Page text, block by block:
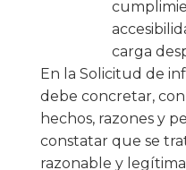
carga
En la Solicitud de
debe concretar,
hechos, razones y
constatar que se
razonable y